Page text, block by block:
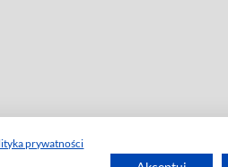
prywatności